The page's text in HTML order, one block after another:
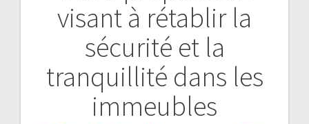
visant à rétablir la
sécurité et la
tranquillité dans les
immeubles